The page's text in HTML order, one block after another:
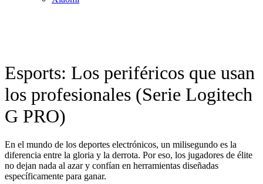
Esports: Los periféricos que usan
los profesionales (Serie Logitech
G PRO)
En el mundo de los deportes electrónicos, un milisegundo es la
diferencia entre la gloria y la derrota. Por eso, los jugadores de élite
no dejan nada al azar y confían en herramientas diseñadas
específicamente para ganar.